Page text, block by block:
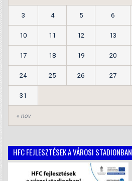
« nov
3 4 5 6
10 11 12 13
17 18 19 20
24 25 26 27
31
HFC FEJLESZTÉSEK A VÁROSI STADIONBAN